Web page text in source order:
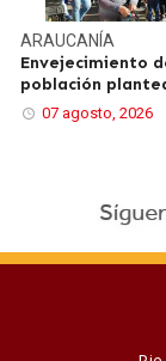
ARAUCANÍA
Envejecimiento
población
07 agosto, 2026